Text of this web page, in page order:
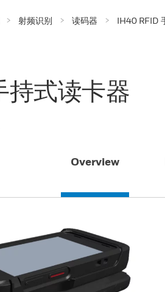
射频识别 读码器 IH40 RFID
持式读卡器
Overview